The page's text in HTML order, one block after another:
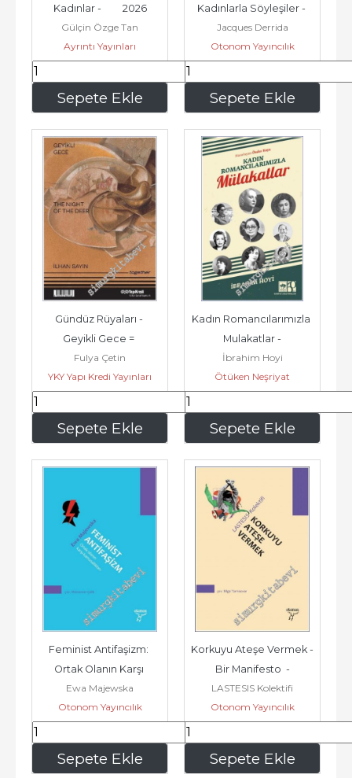
Sepete Ekle
Kadınlar -         2026
Gülçin Özge Tan
Ayrıntı Yayınları
322,50 Sepete Ekle
Kadınlarla Söyleşiler -
ve Güzel Dediğimiz Ne
Varsa -
Jacques Derrida
Otonom Yayıncılık
513,75
Sepete Ekle
Gündüz Rüyaları -
Geyikli Gece =
Daydreams - The Night
of the Deer 2...
Fulya Çetin
YKY Yapı Kredi Yayınları
540,00 Sepete Ekle
Kadın Romancılarımızla
Mulakatlar -
İbrahim Hoyi
Ötüken Neşriyat
135,00
Sepete Ekle
Feminist Antifaşizm:
Ortak Olanın Karşı
Kamusallıkları -
Ewa Majewska
Otonom Yayıncılık
513,75 Sepete Ekle
Korkuyu Ateşe Vermek -
Bir Manifesto  -
LASTESIS Kolektifi
Otonom Yayıncılık
330,75